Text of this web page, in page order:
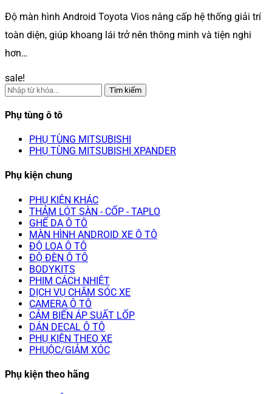
Độ màn hình Android Toyota Vios nâng cấp hệ thống giải trí
toàn diện, giúp khoang lái trở nên thông minh và tiện nghi
hơn…
sale!
Tìm kiếm
Phụ tùng ô tô
PHỤ TÙNG MITSUBISHI
PHỤ TÙNG MITSUBISHI XPANDER
Phụ kiện chung
PHỤ KIỆN KHÁC
THẢM LÓT SÀN - CỐP - TAPLO
GHẾ DA Ô TÔ
MÀN HÌNH ANDROID XE Ô TÔ
ĐỘ LOA Ô TÔ
ĐỘ ĐÈN Ô TÔ
BODYKITS
PHIM CÁCH NHIỆT
DỊCH VỤ CHĂM SÓC XE
CAMERA Ô TÔ
CẢM BIẾN ÁP SUẤT LỐP
DÁN DECAL Ô TÔ
PHỤ KIỆN THEO XE
PHUỘC/GIẢM XÓC
Phụ kiện theo hãng